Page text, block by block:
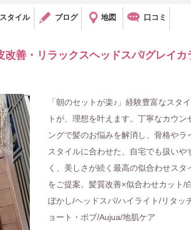
スタイル ブログ 地図 口コミ
善・リラックスヘッドスパ/グレイカ
「朝のセットが楽♪」経験豊富なスタ
トが、理想を叶えます。丁寧なカウン
ングで髪のお悩みを解消し、骨格やラ
スタイルに合わせた、自宅でも扱いや
く、美しさが続く最高の似合わせスタ
をご提案。髪質改善×似合わせカット/
ぼかし/ヘッドスパ/ハイライト/リタッ
ョート・ボブ/Aujua/地肌ケア